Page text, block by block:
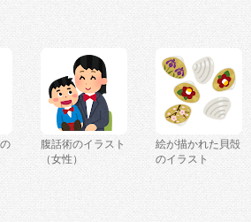
腹話術のイラスト
（女性）
絵が描かれた貝殻
のイラスト